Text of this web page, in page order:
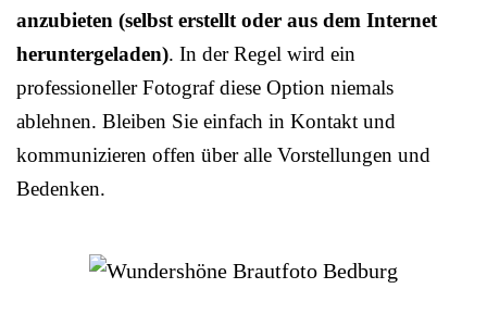
anzubieten (selbst erstellt oder aus dem Internet
heruntergeladen). In der Regel wird ein
professioneller Fotograf diese Option niemals
ablehnen. Bleiben Sie einfach in Kontakt und
kommunizieren offen über alle Vorstellungen und
Bedenken.